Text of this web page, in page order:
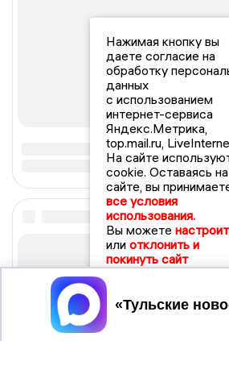
Нажимая кнопку вы
даете согласие на
обработку
данных
с использованием
интернет-сервиса
Яндекс.Метрика,
top.mail.ru,
На сайте
cookie. Оставаясь на
сайте, вы
все условия
использования.
Вы можете
или отклонить и
покинуть сайт
Принять